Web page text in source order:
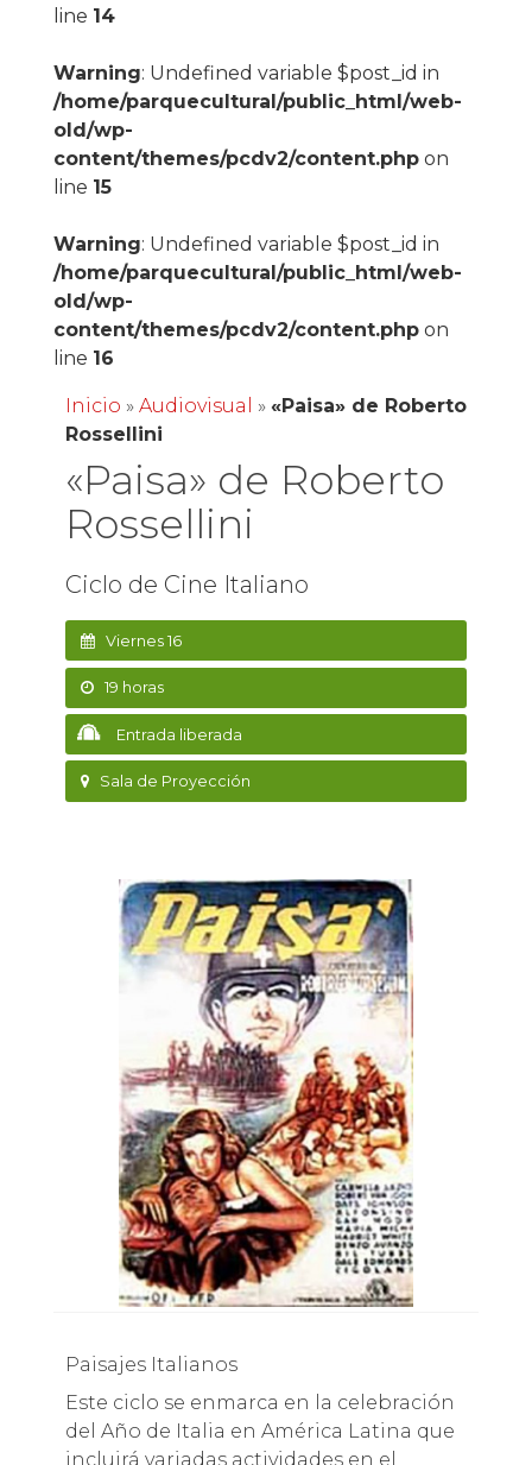
line 14
Warning: Undefined variable $post_id in
/home/parquecultural/public_html/web-
old/wp-
content/themes/pcdv2/content.phpon
line 15
Warning: Undefined variable $post_id in
/home/parquecultural/public_html/web-
old/wp-
content/themes/pcdv2/content.phpon
line 16
Inicio » Audiovisual » «Paisa» de Roberto
Rossellini
«Paisa» de Roberto
Rossellini
Ciclo de Cine Italiano
Viernes 16
19 horas
Entrada liberada
Sala de Proyección
Paisajes Italianos
Este ciclo se enmarca en la celebración
del Año de Italia en América Latina que
incluirá variadas actividades en el